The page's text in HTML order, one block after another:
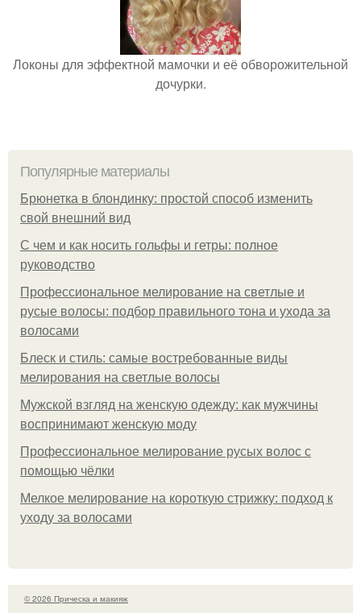
Локоны для эффектной мамочки и её обворожительной
дочурки.
Популярные материалы
Брюнетка в блондинку: простой способ изменить
свой внешний вид
С чем и как носить гольфы и гетры: полное
руководство
Профессиональное мелирование на светлые и
русые волосы: подбор правильного тона и ухода за
волосами
Блеск и стиль: самые востребованные виды
мелирования на светлые волосы
Мужской взгляд на женскую одежду: как мужчины
воспринимают женскую моду
Профессиональное мелирование русых волос с
помощью чёлки
Мелкое мелирование на короткую стрижку: подход к
уходу за волосами
© 2026 Прическа и макияж